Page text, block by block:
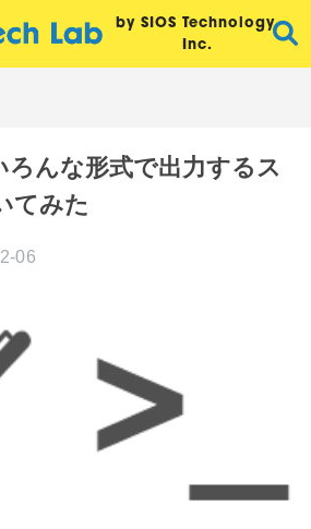
by SIOS Technology,
Inc.
ろんな形式で出力するス
てみた
06